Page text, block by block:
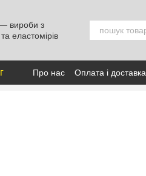
Про нас Оплата і доставка